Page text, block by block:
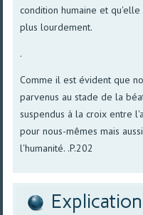
condition humaine et
plus lourdement.
.
Comme il est évident que
parvenus au stade de la
suspendus à la croix entre
pour nous-mêmes mais
l'humanité. .P.202